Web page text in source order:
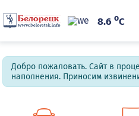
8.6oC
Добро пожаловать. Сайт в
наполнения. Приносим